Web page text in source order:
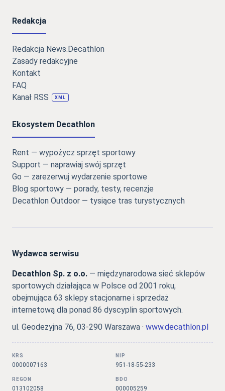
Redakcja
Redakcja News.Decathlon
Zasady redakcyjne
Kontakt
FAQ
Kanał RSS
XML
Ekosystem Decathlon
Rent — wypożycz sprzęt sportowy
Support — naprawiaj swój sprzęt
Go — zarezerwuj wydarzenie sportowe
Blog sportowy — porady, testy, recenzje
Decathlon Outdoor — tysiące tras turystycznych
Wydawca serwisu
Decathlon Sp. z o.o. — międzynarodowa sieć sklepów
sportowych działająca w Polsce od 2001 roku,
obejmująca 63 sklepy stacjonarne i sprzedaż
internetową dla ponad 86 dyscyplin sportowych.
ul. Geodezyjna 76, 03-290 Warszawa · www.decathlon.pl
KRS
0000007163
NIP
951-18-55-233
REGON
013102058
BDO
000005259